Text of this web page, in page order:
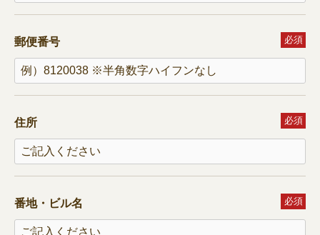
郵便番号 必須
住所 必須
番地・ビル名 必須